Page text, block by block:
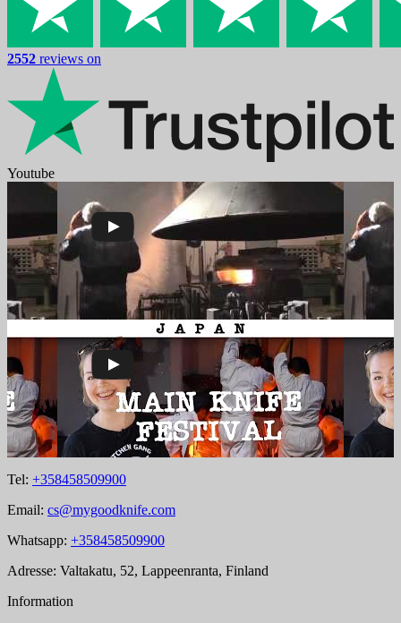
2552 reviews on
Youtube
Tel: +358458509900
Email: cs@mygoodknife.com
Whatsapp: +358458509900
Adresse: Valtakatu, 52, Lappeenranta, Finland
Information